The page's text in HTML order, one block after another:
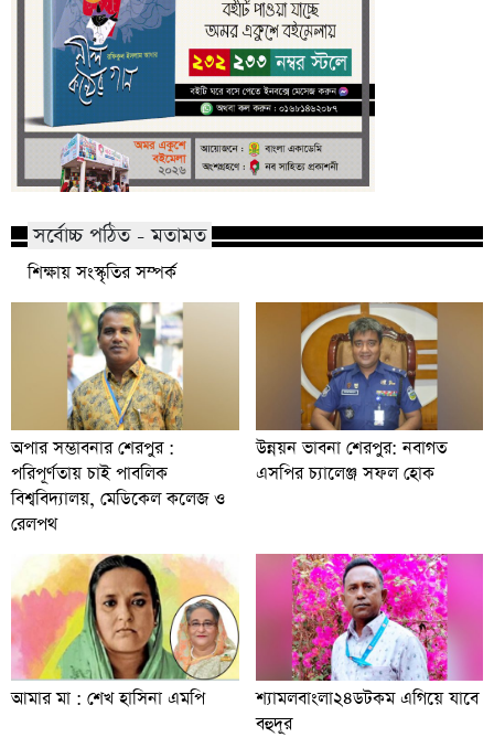
সর্বোচ্চ পঠিত - মতামত
শিক্ষায় সংস্কৃতির সম্পর্ক
অপার সম্ভাবনার শেরপুর :
পরিপূর্ণতায় চাই পাবলিক
বিশ্ববিদ্যালয়, মেডিকেল কলেজ ও
রেলপথ
উন্নয়ন ভাবনা শেরপুর: নবাগত
এসপির চ্যালেঞ্জ সফল হোক
আমার মা : শেখ হাসিনা এমপি
শ্যামলবাংলা২৪ডটকম এগিয়ে যাবে
বহুদূর